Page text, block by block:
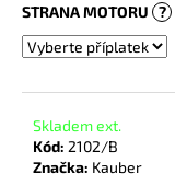
STRANA MOTORU ?
Skladem ext.
Kód: 2102/B
Značka: Kauber